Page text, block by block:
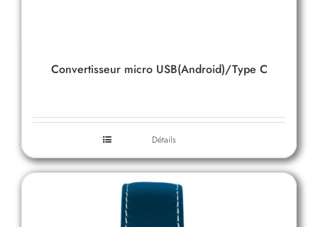
Convertisseur micro USB(Android)/Type C
Détails